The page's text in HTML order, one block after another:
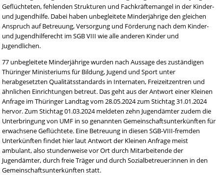
Geflüchteten, fehlenden Strukturen und Fachkräftemangel in der Kinder-
und Jugendhilfe. Dabei haben unbegleitete Minderjährige den gleichen
Anspruch auf Betreuung, Versorgung und Förderung nach dem Kinder-
und Jugendhilferecht im SGB VIII wie alle anderen Kinder und
Jugendlichen.
77 unbegleitete Minderjährige wurden nach Aussage des zuständigen
Thüringer Ministeriums für Bildung, Jugend und Sport unter
herabgesetzten Qualitätsstandards in Internaten, Freizeitzentren und
ähnlichen Einrichtungen betreut. Das geht aus der Antwort einer Kleinen
Anfrage im Thüringer Landtag vom 28.05.2024 zum Stichtag 31.01.2024
hervor. Zum Stichtag 01.03.2024 meldeten zehn Jugendämter zudem die
Unterbringung von UMF in so genannten Gemeinschaftsunterkünften für
erwachsene Geflüchtete. Eine Betreuung in diesen SGB-VIII-fremden
Unterkünften findet hier laut Antwort der Kleinen Anfrage meist
ambulant, also stundenweise vor Ort durch Mitarbeitende der
Jugendämter, durch freie Träger und durch Sozialbetreuer:innen in den
Gemeinschaftsunterkünften statt.